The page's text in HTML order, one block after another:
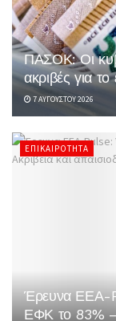
ΠΑΣΟΚ: Οι
ακριβές για
7 ΑΥΓΟΎΣΤΟΥ 2026
ΕΠΙΚΑΙΡΌΤΗΤΑ
Έρευνα ΕΕΑ-
ΕΦΚ το 83% –